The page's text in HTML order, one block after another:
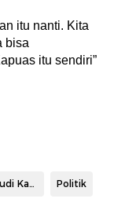
itu nanti. Kita
bisa
itu sendiri”
Pemuda pemudi Kapuas Politik